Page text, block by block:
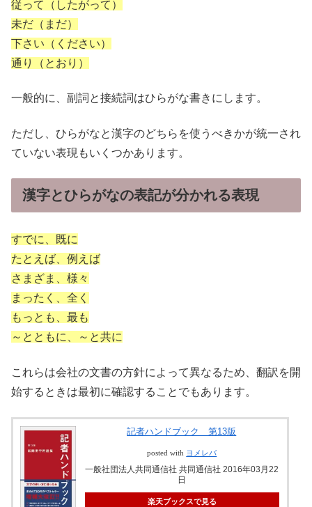
従って（したがって）
未だ（まだ）
下さい（ください）
通り（とおり）
一般的に、副詞と接続詞はひらがな書きにします。
ただし、ひらがなと漢字のどちらを使うべきかが統一され
ていない表現もいくつかあります。
漢字とひらがなの表記が分かれる表現
すでに、既に
たとえば、例えば
さまざま、様々
まったく、全く
もっとも、最も
～とともに、～と共に
これらは会社の文書の方針によって異なるため、翻訳を開
始するときは最初に確認することでもあります。
記者ハンドブック 第13版
posted with ヨメレバ
一般社団法人共同通信社 共同通信社 2016年03月22
日
楽天ブックスで見る